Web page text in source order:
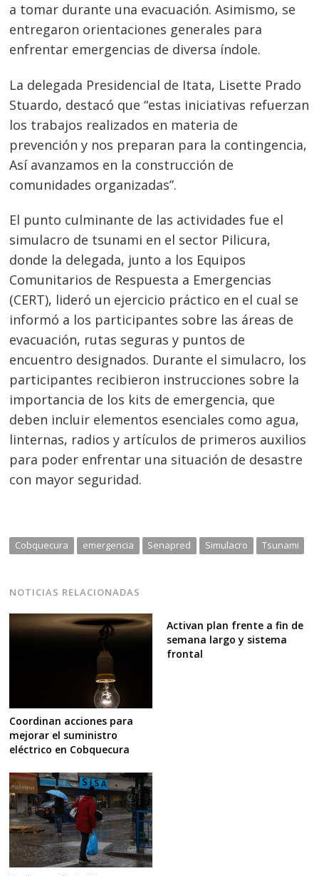
a tomar durante una evacuación. Asimismo, se
entregaron orientaciones generales para
enfrentar emergencias de diversa índole.
La delegada Presidencial de Itata, Lisette Prado
Stuardo, destacó que “estas iniciativas refuerzan
los trabajos realizados en materia de
prevención y nos preparan para la contingencia,
Así avanzamos en la construcción de
comunidades organizadas”.
El punto culminante de las actividades fue el
simulacro de tsunami en el sector Pilicura,
donde la delegada, junto a los Equipos
Comunitarios de Respuesta a Emergencias
(CERT), lideró un ejercicio práctico en el cual se
informó a los participantes sobre las áreas de
evacuación, rutas seguras y puntos de
encuentro designados. Durante el simulacro, los
participantes recibieron instrucciones sobre la
importancia de los kits de emergencia, que
deben incluir elementos esenciales como agua,
linternas, radios y artículos de primeros auxilios
para poder enfrentar una situación de desastre
con mayor seguridad.
Cobquecura emergencia Senapred Simulacro Tsunami
NOTICIAS RELACIONADAS
Coordinan acciones para
mejorar el suministro
eléctrico en Cobquecura
Activan plan frente a fin de
semana largo y sistema
frontal
Navegación
de
entradas